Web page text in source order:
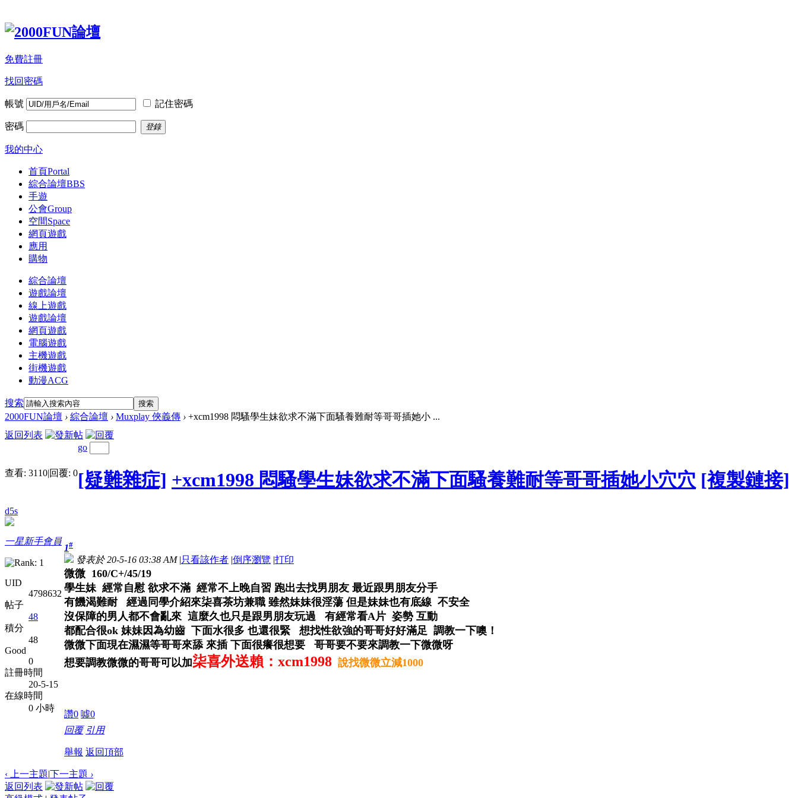
免費註冊
找回密碼
帳號 記住密碼
密碼 登錄
我的中心
首頁Portal
綜合論壇BBS
手遊
公會Group
空間Space
網頁遊戲
應用
購物
綜合論壇
遊戲論壇
線上遊戲
遊戲論壇
網頁遊戲
電腦遊戲
主機遊戲
街機遊戲
動漫ACG
搜索 搜索
2000FUN論壇 › 綜合論壇 › Muxplay 俠義傳 › +xcm1998 悶騷學生妹欲求不滿下面騷養難耐等哥哥插她小 ...
返回列表
查看: 3110|回覆: 0
go
[疑難雜症] +xcm1998 悶騷學生妹欲求不滿下面騷養難耐等哥哥插她小穴穴 [複製鏈接]
d5s
一星新手會員
UID
4798632
帖子
48
積分
48
Good
0
註冊時間
20-5-15
在線時間
0 小時
1#
發表於 20-5-16 03:38 AM |只看該作者 |倒序瀏覽 |打印
微微 160/C+/45/19
學生妹 經常自慰 欲求不滿 經常不上晚自習 跑出去找男朋友 最近跟男朋友分手
有饑渴難耐 經過同學介紹來柒喜茶坊兼職 雖然妹妹很淫蕩 但是妹妹也有底線 不安全
沒保障的男人都不會亂來 這麼久也只是跟男朋友玩過 有經常看A片 姿勢 互動
都配合很ok 妹妹因為幼齒 下面水很多 也還很緊 想找性欲強的哥哥好好滿足 調教一下噢！
微微下面現在濕濕等哥哥來舔 來插 下面很癢很想要 哥哥要不要來調教一下微微呀
想要調教微微的哥哥可以加柒喜外送賴：xcm1998 說找微微立減1000
讚0 噓0
回覆 引用
舉報 返回頂部
‹ 上一主題|下一主題 ›
返回列表